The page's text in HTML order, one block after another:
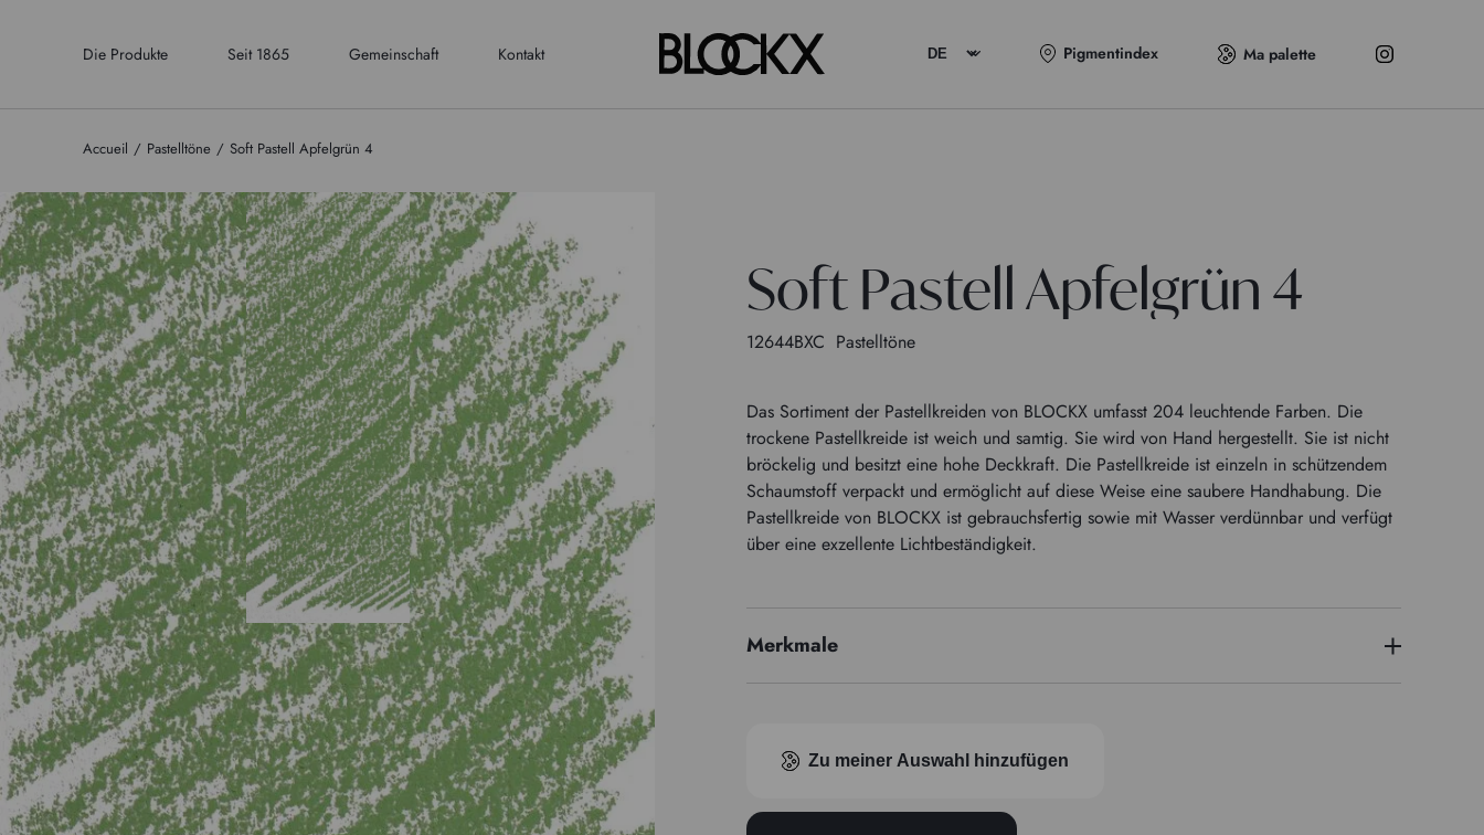
Die Produkte Seit 1865 Gemeinschaft Kontakt Pigmentindex Ma palette
Accueil Pastelltöne Soft Pastell Apfelgrün 4
Soft Pastell Apfelgrün 4
12644BXC Pastelltöne
Das Sortiment der Pastellkreiden von BLOCKX umfasst 204 leuchtende Farben. Die
trockene Pastellkreide ist weich und samtig. Sie wird von Hand hergestellt. Sie ist nicht
bröckelig und besitzt eine hohe Deckkraft. Die Pastellkreide ist einzeln in schützendem
Schaumstoff verpackt und ermöglicht auf diese Weise eine saubere Handhabung. Die
Pastellkreide von BLOCKX ist gebrauchsfertig sowie mit Wasser verdünnbar und verfügt
über eine exzellente Lichtbeständigkeit.
Merkmale
Zu meiner Auswahl hinzufügen